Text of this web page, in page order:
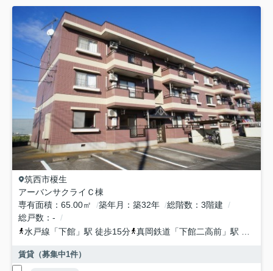
筑西市榎生
アーバンサクライＣ棟
専有面積
65.00㎡ 築年月 築32年 総階数
3階建
総戸数
-
水戸線 「下館 」駅 徒歩15分 真岡鉄道 「下館二高前 」駅 徒歩41分
賃貸（募集中1件）